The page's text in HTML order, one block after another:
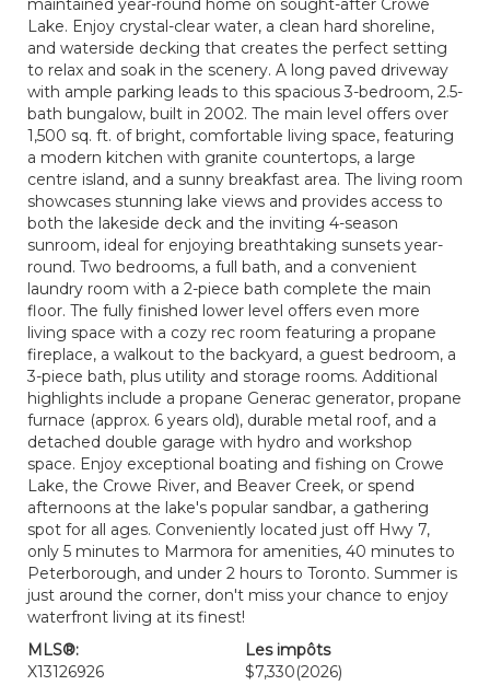
maintained year-round home on sought-after Crowe
Lake. Enjoy crystal-clear water, a clean hard shoreline,
and waterside decking that creates the perfect setting
to relax and soak in the scenery. A long paved driveway
with ample parking leads to this spacious 3-bedroom, 2.5-
bath bungalow, built in 2002. The main level offers over
1,500 sq. ft. of bright, comfortable living space, featuring
a modern kitchen with granite countertops, a large
centre island, and a sunny breakfast area. The living room
showcases stunning lake views and provides access to
both the lakeside deck and the inviting 4-season
sunroom, ideal for enjoying breathtaking sunsets year-
round. Two bedrooms, a full bath, and a convenient
laundry room with a 2-piece bath complete the main
floor. The fully finished lower level offers even more
living space with a cozy rec room featuring a propane
fireplace, a walkout to the backyard, a guest bedroom, a
3-piece bath, plus utility and storage rooms. Additional
highlights include a propane Generac generator, propane
furnace (approx. 6 years old), durable metal roof, and a
detached double garage with hydro and workshop
space. Enjoy exceptional boating and fishing on Crowe
Lake, the Crowe River, and Beaver Creek, or spend
afternoons at the lake's popular sandbar, a gathering
spot for all ages. Conveniently located just off Hwy 7,
only 5 minutes to Marmora for amenities, 40 minutes to
Peterborough, and under 2 hours to Toronto. Summer is
just around the corner, don't miss your chance to enjoy
waterfront living at its finest!
MLS®:
X13126926
Les impôts
$7,330(2026)